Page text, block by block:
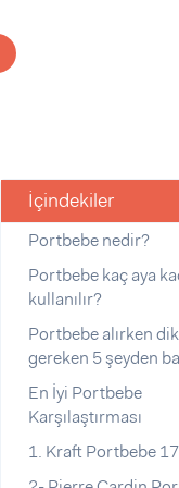
İçindekiler
Portbebe nedir?
Portbebe kaç aya
kullanılır?
Portbebe alırken
gereken 5 şeyden
En İyi Portbebe
Karşılaştırması
1. Kraft Portbebe